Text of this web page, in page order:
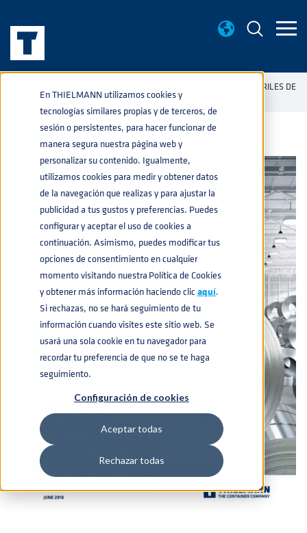
En THIELMANN utilizamos cookies y
tecnologías similares propias y de terceros, de
sesión o persistentes, para hacer funcionar de
manera segura nuestra página web y
personalizar su contenido. Igualmente,
utilizamos cookies para medir y obtener datos
de la navegación que realizas y para ajustar la
publicidad a tus gustos y preferencias. Puedes
configurar y aceptar el uso de cookies a
continuación. Asimismo, puedes modificar tus
opciones de consentimiento en cualquier
momento visitando nuestra Política de Cookies
y obtener más información haciendo clic aquí.
Si rechazas, no se hará seguimiento de tu
información cuando visites este sitio web. Se
usará una sola cookie en tu navegador para
recordar tu preferencia de que no se te haga
seguimiento.
Configuración de cookies
Aceptar todas
Rechazar todas
GESTIÓN DE RESIDUOS DE BARRILES DE
ACERO INOXIDABLE VS BARRILES DE PLÁSTICO